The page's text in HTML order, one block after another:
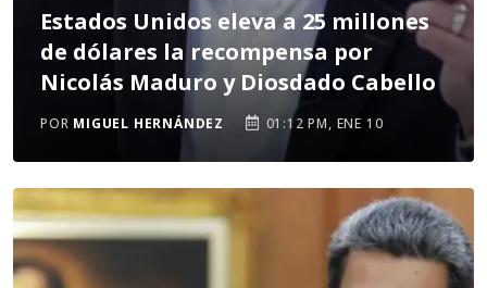
Estados Unidos eleva a 25 millones
de dólares la recompensa por
Nicolás Maduro y Diosdado Cabello
POR MIGUEL HERNÁNDEZ 01:12 PM, ENE 10